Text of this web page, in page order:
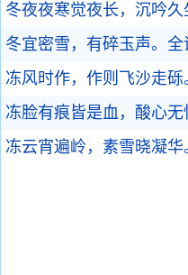
冬夜夜寒觉夜长，沉吟久
冬宜密雪，有碎玉声。 全
冻风时作，作则飞沙走砾
冻脸有痕皆是血，酸心无
冻云宵遍岭，素雪晓凝华